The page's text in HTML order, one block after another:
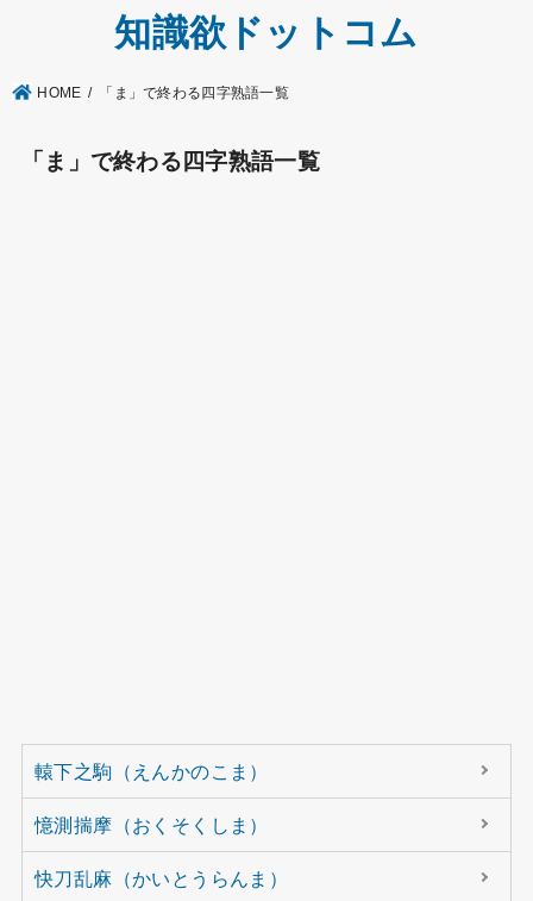
知識欲ドットコム
HOME 「ま」で終わる四字熟語一覧
「ま」で終わる四字熟語一覧
轅下之駒（えんかのこま）
憶測揣摩（おくそくしま）
快刀乱麻（かいとうらんま）